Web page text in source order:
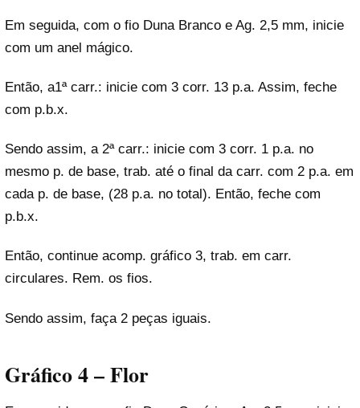
Em seguida, com o fio Duna Branco e Ag. 2,5 mm, inicie
com um anel mágico.
Então, a1ª carr.: inicie com 3 corr. 13 p.a. Assim, feche
com p.b.x.
Sendo assim, a 2ª carr.: inicie com 3 corr. 1 p.a. no
mesmo p. de base, trab. até o final da carr. com 2 p.a. em
cada p. de base, (28 p.a. no total). Então, feche com
p.b.x.
Então, continue acomp. gráfico 3, trab. em carr.
circulares. Rem. os fios.
Sendo assim, faça 2 peças iguais.
Gráfico 4 – Flor